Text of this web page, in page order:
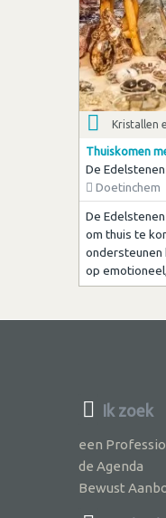
Kristallen
Thuiskomen
De
Doetinchem
De
om thuis te
ondersteunen
op
Ik zoek
een
de Agenda
Bewust